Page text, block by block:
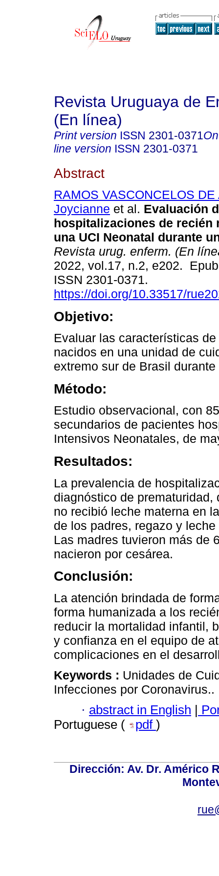
Revista Uruguaya de
(En línea)
Print version ISSN 2301-0371
line version ISSN 2301-0371
Abstract
RAMOS VASCONCELOS DE
Joycianne et al. Evaluación
hospitalizaciones de recién
una UCI Neonatal durante
Revista urug. enferm. (En
2022, vol.17, n.2, e202.
ISSN 2301-0371.
https://doi.org/10.33517/
Objetivo:
Evaluar las características
nacidos en una unidad de
extremo sur de Brasil
Método:
Estudio observacional, con
secundarios de pacientes
Intensivos Neonatales, de
Resultados:
La prevalencia de
diagnóstico de
no recibió leche materna en
de los padres, regazo y
Las madres tuvieron más de
nacieron por cesárea.
Conclusión:
La atención brindada de
forma humanizada a los
reducir la mortalidad infantil,
y confianza en el equipo de
complicaciones en el
Keywords : Unidades de
Infecciones por Coronavirus..
· abstract in English
Portuguese (
pdf )
Dirección: Av. Dr. Américo